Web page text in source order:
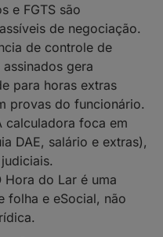
e FGTS são
de negociação.
de controle de
gera
para horas extras
provas do funcionário.
calculadora foca em
DAE, salário e extras),
Hora do Lar é uma
folha e eSocial, não